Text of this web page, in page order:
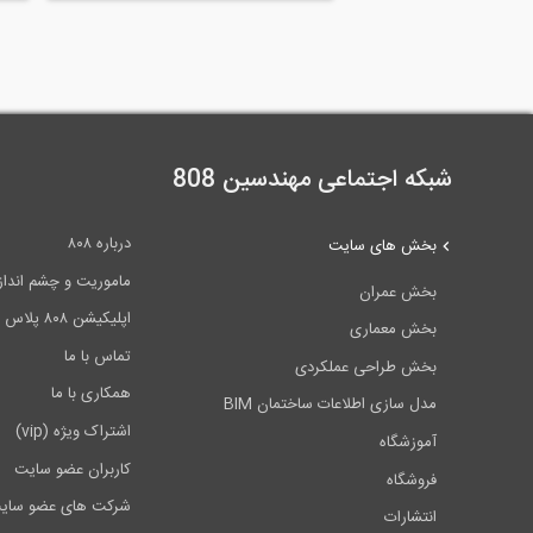
شبکه اجتماعی مهندسین 808
درباره ۸۰۸
ماموریت و چشم انداز
اپلیکیشن ۸۰۸ پلاس
تماس با ما
همکاری با ما
اشتراک ویژه (vip)
کاربران عضو سایت
شرکت های عضو
بخش های سایت
بخش عمران
بخش معماری
بخش طراحی عملکردی
مدل سازی اطلاعات ساختمان BIM
آموزشگاه
فروشگاه
انتشارات